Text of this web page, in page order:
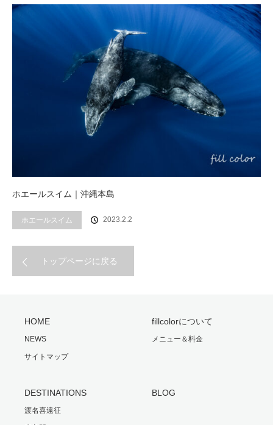
ホエールスイム｜沖縄本島
ホエールスイム 2023.2.2
トップページに戻る
HOME
NEWS
サイトマップ
fillcolorについて
メニュー＆料金
DESTINATIONS
渡名喜遠征
BLOG